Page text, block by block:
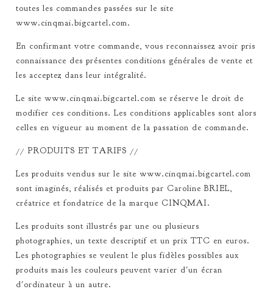
toutes les commandes passées sur le site
www.cinqmai.bigcartel.com.
En confirmant votre commande, vous reconnaissez avoir pris
connaissance des présentes conditions générales de vente et
les acceptez dans leur intégralité.
Le site www.cinqmai.bigcartel.com se réserve le droit de
modifier ces conditions. Les conditions applicables sont alors
celles en vigueur au moment de la passation de commande.
// PRODUITS ET TARIFS //
Les produits vendus sur le site www.cinqmai.bigcartel.com
sont imaginés, réalisés et produits par Caroline BRIEL,
créatrice et fondatrice de la marque CINQMAI.
Les produits sont illustrés par une ou plusieurs
photographies, un texte descriptif et un prix TTC en euros.
Les photographies se veulent le plus fidèles possibles aux
produits mais les couleurs peuvent varier d'un écran
d'ordinateur à un autre.